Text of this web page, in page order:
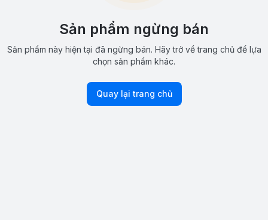
Sản phẩm ngừng bán
Sản phẩm này hiện tại đã ngừng bán. Hãy trở về trang chủ để lựa
chọn sản phẩm khác.
Quay lại trang chủ